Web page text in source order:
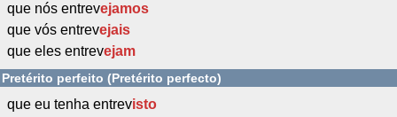
que nós entrevejamos
que vós entrevejais
que eles entrevejam
Pretérito perfeito (Pretérito perfecto)
que eu tenha entrevisto